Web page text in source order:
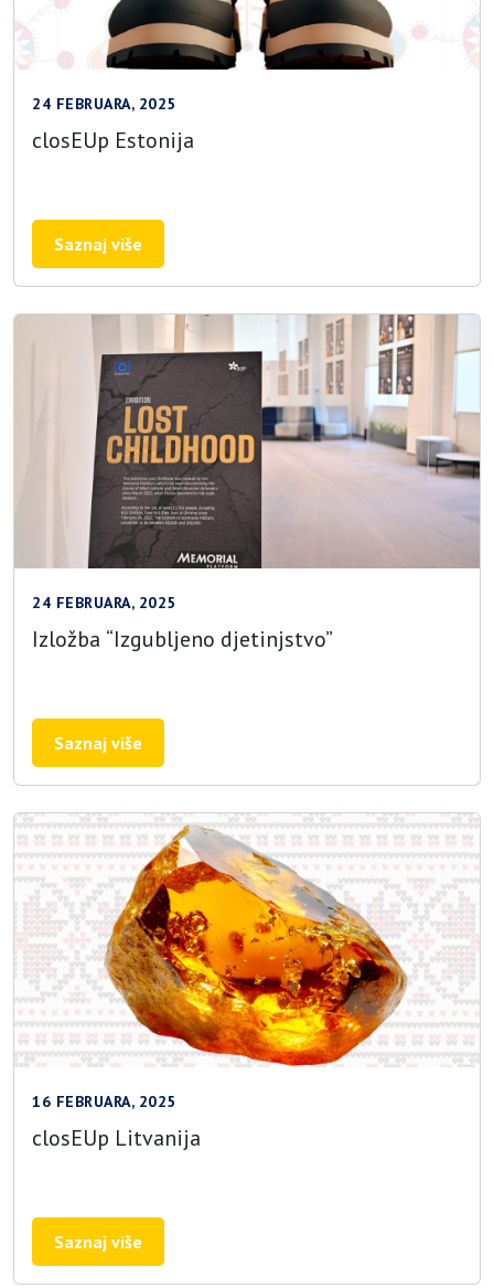
24 FEBRUARA, 2025
closEUp Estonija
Saznaj više
24 FEBRUARA, 2025
Izložba “Izgubljeno djetinjstvo”
Saznaj više
16 FEBRUARA, 2025
closEUp Litvanija
Saznaj više